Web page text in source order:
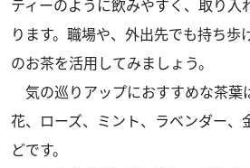
ティーのように飲みやすく、取り入
ります。職場や、外出先でも持ち歩
のお茶を活用してみましょう。
気の巡りアップにおすすめな茶葉
花、ローズ、ミント、ラベンダー、
どです。